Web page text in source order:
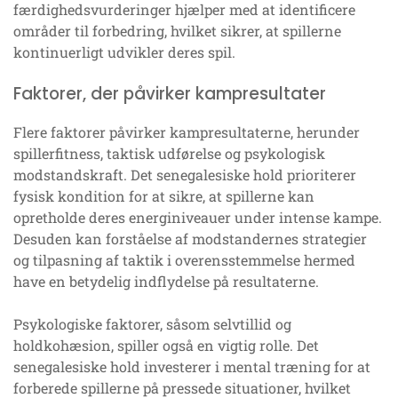
færdighedsvurderinger hjælper med at identificere
områder til forbedring, hvilket sikrer, at spillerne
kontinuerligt udvikler deres spil.
Faktorer, der påvirker kampresultater
Flere faktorer påvirker kampresultaterne, herunder
spillerfitness, taktisk udførelse og psykologisk
modstandskraft. Det senegalesiske hold prioriterer
fysisk kondition for at sikre, at spillerne kan
opretholde deres energiniveauer under intense kampe.
Desuden kan forståelse af modstandernes strategier
og tilpasning af taktik i overensstemmelse hermed
have en betydelig indflydelse på resultaterne.
Psykologiske faktorer, såsom selvtillid og
holdkohæsion, spiller også en vigtig rolle. Det
senegalesiske hold investerer i mental træning for at
forberede spillerne på pressede situationer, hvilket